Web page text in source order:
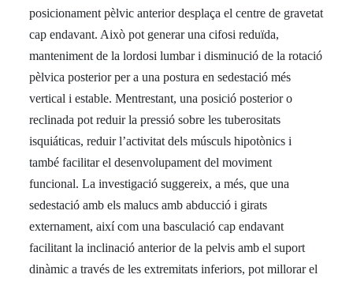
posicionament pèlvic anterior desplaça el centre de gravetat
cap endavant. Això pot generar una cifosi reduïda,
manteniment de la lordosi lumbar i disminució de la rotació
pèlvica posterior per a una postura en sedestació més
vertical i estable. Mentrestant, una posició posterior o
reclinada pot reduir la pressió sobre les tuberositats
isquiáticas, reduir l’activitat dels músculs hipotònics i
també facilitar el desenvolupament del moviment
funcional. La investigació suggereix, a més, que una
sedestació amb els malucs amb abducció i girats
externament, així com una basculació cap endavant
facilitant la inclinació anterior de la pelvis amb el suport
dinàmic a través de les extremitats inferiors, pot millorar el